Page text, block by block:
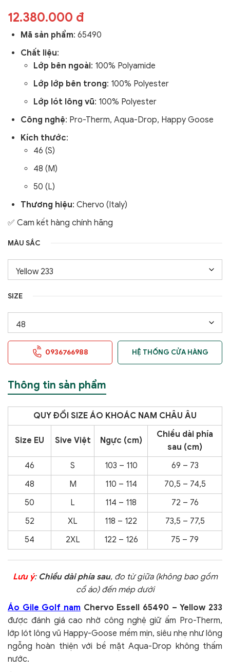
12.380.000 đ
Mã sản phẩm: 65490
Chất liệu:
Lớp bên ngoài: 100% Polyamide
Lớp lớp bên trong: 100% Polyester
Lớp lót lông vũ: 100% Polyester
Công nghệ: Pro-Therm, Aqua-Drop, Happy Goose
Kích thước:
46 (S)
48 (M)
50 (L)
Thương hiệu: Chervo (Italy)
✅ Cam kết hàng chính hãng
MÀU SẮC
SIZE
0936766988 HỆ THỐNG CỬA HÀNG
Thông tin sản phẩm
QUY ĐỔI SIZE ÁO KHOÁC NAM CHÂU ÂU
Size EU Sive Việt Ngực (cm)
Chiều dài phía
sau (cm)
46
S 103 – 110
69 – 73
48
M 110 – 114
70,5 – 74,5
50
L 114 – 118
72 – 76
52
XL 118 – 122
73,5 – 77,5
54
2XL 122 – 126 75 – 79
Lưu ý: Chiều dài phía sau, đo từ giữa (không bao gồm
cổ áo) đến mép dưới
Áo Gile Golf nam Chervo Essell 65490 – Yellow 233
được đánh giá cao nhờ công nghệ giữ ấm Pro-Therm,
lớp lót lông vũ Happy-Goose mềm mịn, siêu nhẹ như lông
ngỗng hoàn thiện với bề mặt Aqua-Drop không thấm
nước.